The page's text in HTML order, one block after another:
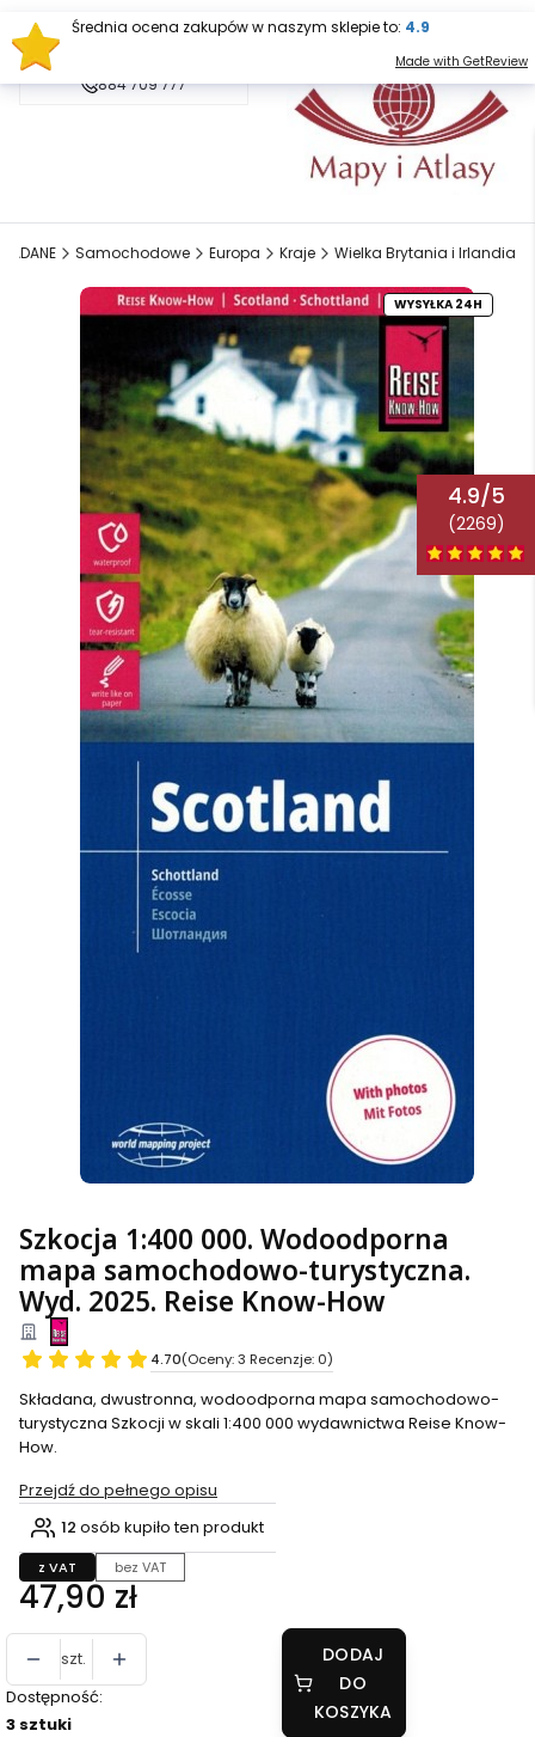
sklep@mapy.net.pl
884 709 777
Samochodowe Europa Kraje Wielka Brytania i Irlandia
WYSYŁKA 24H
Szkocja 1:400 000. Wodoodporna
mapa samochodowo-turystyczna.
Wyd. 2025. Reise Know-How
4.70(Oceny: 3 Recenzje: 0)
Składana, dwustronna, wodoodporna mapa samochodowo-
turystyczna Szkocji w skali 1:400 000 wydawnictwa Reise Know-
How.
Przejdź do pełnego opisu
12 osób kupiło ten produkt
z VAT bez VAT
Cena
47,90 zł
szt.
Dostępność:
3 sztuki
DODAJ
DO
KOSZYKA
4.9/5
(2269)
Średnia ocena zakupów w naszym sklepie to: 4.9
Made with GetReview